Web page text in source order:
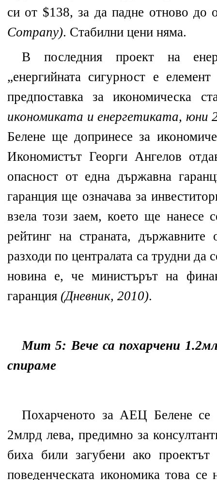
си от $138, за да падне отново до
Company). Стабилни цени няма.
В последния проект на
„енергийната сигурност е
предпоставка за икономическа
икономиката и енергетиката, юни
Белене ще допринесе за
Икономистът Георги Ангелов
опасност от една държавна
гаранция ще означава за
взела този заем, което ще нанесе
рейтинг на страната, държавните
разходи по централата са трудни да
новина е, че министърът на
гаранция (Дневник, 2010).
Мит 5: Вече са похарчени
спираме
Похарченото за АЕЦ Белене
2млрд лева, предимно за
биха били загубени ако
поведенческата икономика това